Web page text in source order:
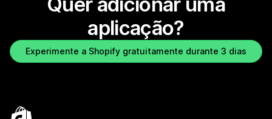
aplicação?
Experimente a Shopify gratuitamente durante 3 dias